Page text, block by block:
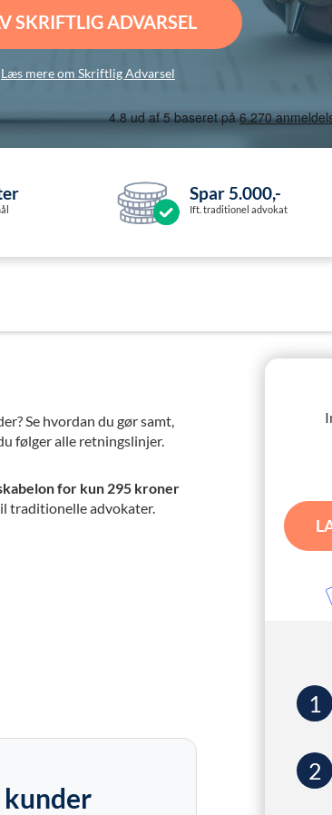
SKRIFTLIG ADVARSEL
Læs mere om Skriftlig Advarsel
Spar 5.000,-
Ift. traditionel advokat
Se hvordan du gør samt,
følger alle retningslinjer.
for kun 295 kroner
traditionelle advokater.
1
2